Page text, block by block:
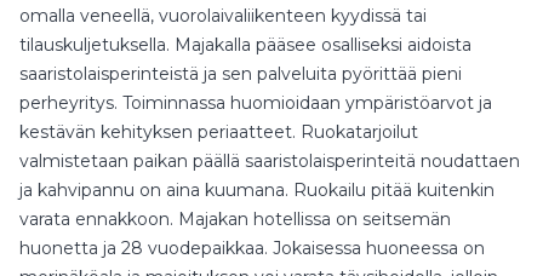
omalla veneellä, vuorolaivaliikenteen kyydissä tai
tilauskuljetuksella. Majakalla pääsee osalliseksi aidoista
saaristolaisperinteistä ja sen palveluita pyörittää pieni
perheyritys. Toiminnassa huomioidaan ympäristöarvot ja
kestävän kehityksen periaatteet. Ruokatarjoilut
valmistetaan paikan päällä saaristolaisperinteitä noudattaen
ja kahvipannu on aina kuumana. Ruokailu pitää kuitenkin
varata ennakkoon. Majakan hotellissa on seitsemän
huonetta ja 28 vuodepaikkaa. Jokaisessa huoneessa on